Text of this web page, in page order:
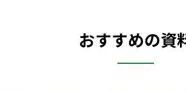
おすすめの資